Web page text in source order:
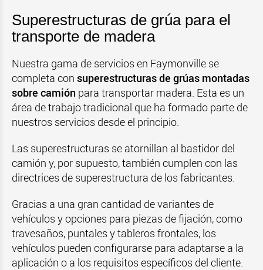
Superestructuras de grúa para el
transporte de madera
Nuestra gama de servicios en Faymonville se
completa con superestructuras de grúas montadas
sobre camión para transportar madera. Esta es un
área de trabajo tradicional que ha formado parte de
nuestros servicios desde el principio.
Las superestructuras se atornillan al bastidor del
camión y, por supuesto, también cumplen con las
directrices de superestructura de los fabricantes.
Gracias a una gran cantidad de variantes de
vehículos y opciones para piezas de fijación, como
travesaños, puntales y tableros frontales, los
vehículos pueden configurarse para adaptarse a la
aplicación o a los requisitos específicos del cliente.